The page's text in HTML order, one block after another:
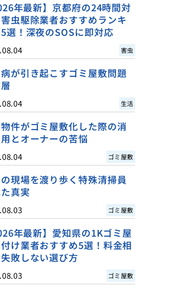
年最新】京都府の24時間対
虫駆除業者おすすめランキ
選！深夜のSOSに即対応
害虫
が引き起こすゴミ屋敷問題
生活
件がゴミ屋敷化した際の消
とオーナーの苦悩
ゴミ屋敷
現場を渡り歩く特殊清掃員
真実
ゴミ屋敷
年最新】愛知県の1Kゴミ屋
け業者おすすめ5選！料金相
敗しない選び方
ゴミ屋敷